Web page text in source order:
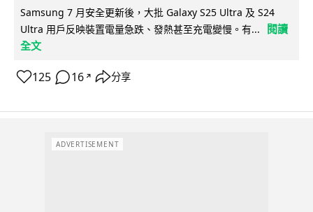
Samsung 7 月安全更新後，大批 Galaxy S25 Ultra 及 S24
Ultra 用戶反映裝置電量急跌、發熱甚至充電變慢。有...
閱讀
全文
125 16 ↗ 分享
ADVERTISEMENT